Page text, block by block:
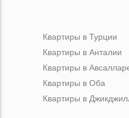
Квартиры в Турции
Квартиры в Анталии
Квартиры в
Квартиры в Оба
Квартиры в